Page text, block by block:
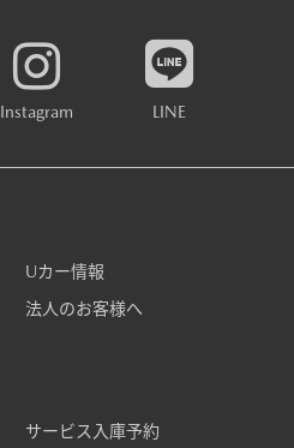
Instagram LINE
Uカー情報
法人のお客様へ
サービス入庫予約